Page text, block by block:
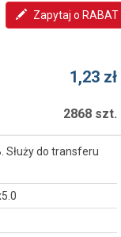
Zapytaj o RABAT
1,23 zł
2868 szt.
Służy do transferu